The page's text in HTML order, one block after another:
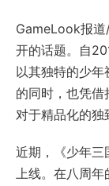
GameLook报道
开的话题。自
以其独特的少
的同时，也凭
对于精品化的独
近期，《少年三
上线。在八周年